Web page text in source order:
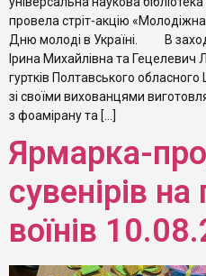
провела стріт-акцію
Дню молоді в Україні. В
Ірина Михайлівна та Гецелевич
гуртків Полтавського
зі своїми вихованцями
з фоамірану та […]
Ярмарка-
сувенірів
воїнів